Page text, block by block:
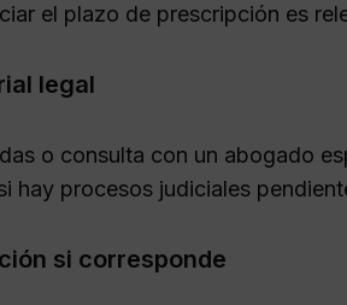
el plazo de prescripción es
legal
o consulta con un abogado
hay procesos judiciales
si corresponde